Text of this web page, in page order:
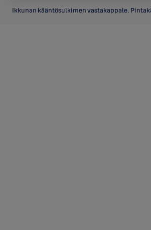
Ikkunan kääntösulkimen vastakappale.